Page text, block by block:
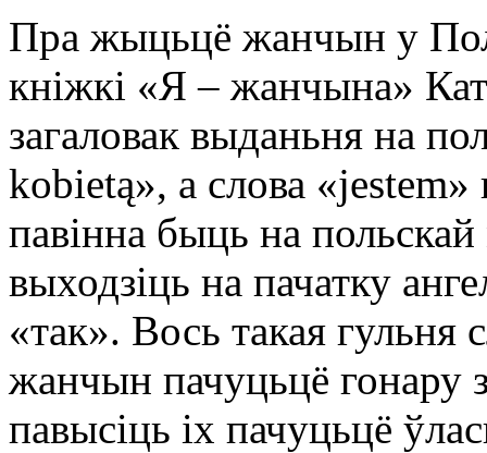
Пра жыцьцё жанчын у
кніжкі «Я – жанчына»
загаловак выданьня на
kobietą», а слова «jestem»
павінна быць на
выходзіць на пачатку
«так». Вось такая гульня
жанчын пачуцьцё гонару
павысіць іх пачуцьцё